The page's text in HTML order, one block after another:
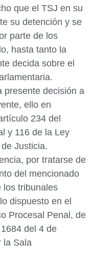
que el TSJ en su
su detención y se
parte de los
hasta tanto la
decida sobre el
presente decisión a
ello en
234 del
y 116 de la Ley
Justicia.
por tratarse de
del mencionado
los tribunales
dispuesto en el
Procesal Penal, de
del 4 de
la Sala